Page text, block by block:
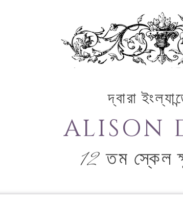
দ্বারা
ALISON
12 তম স্কেল